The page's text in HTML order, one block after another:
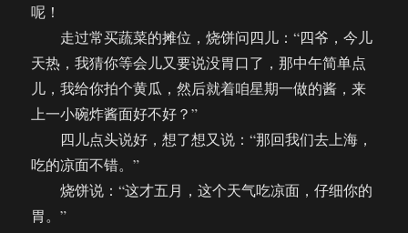
呢！
走过常买蔬菜的摊位，烧饼问四儿：“四爷，今儿
天热，我猜你等会儿又要说没胃口了，那中午简单点
儿，我给你拍个黄瓜，然后就着咱星期一做的酱，来
上一小碗炸酱面好不好？”
四儿点头说好，想了想又说：“那回我们去上海，
吃的凉面不错。”
烧饼说：“这才五月，这个天气吃凉面，仔细你的
胃。”